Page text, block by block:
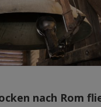
nach Rom